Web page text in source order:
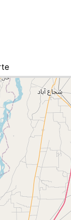
Liste